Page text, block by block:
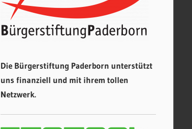
Die Bürgerstiftung Paderborn unterstützt
uns finanziell und mit ihrem tollen
Netzwerk.